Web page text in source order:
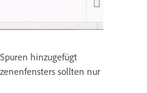
hinzugefügt
sollten nur